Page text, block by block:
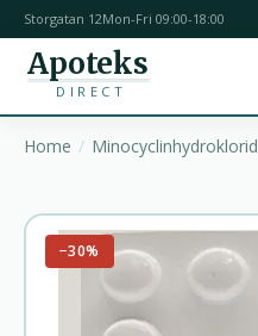
Storgatan 12Mon-Fri 09:00-18:00
Apoteks
DIRECT
Home Minocyclinhydroklorid
−30%